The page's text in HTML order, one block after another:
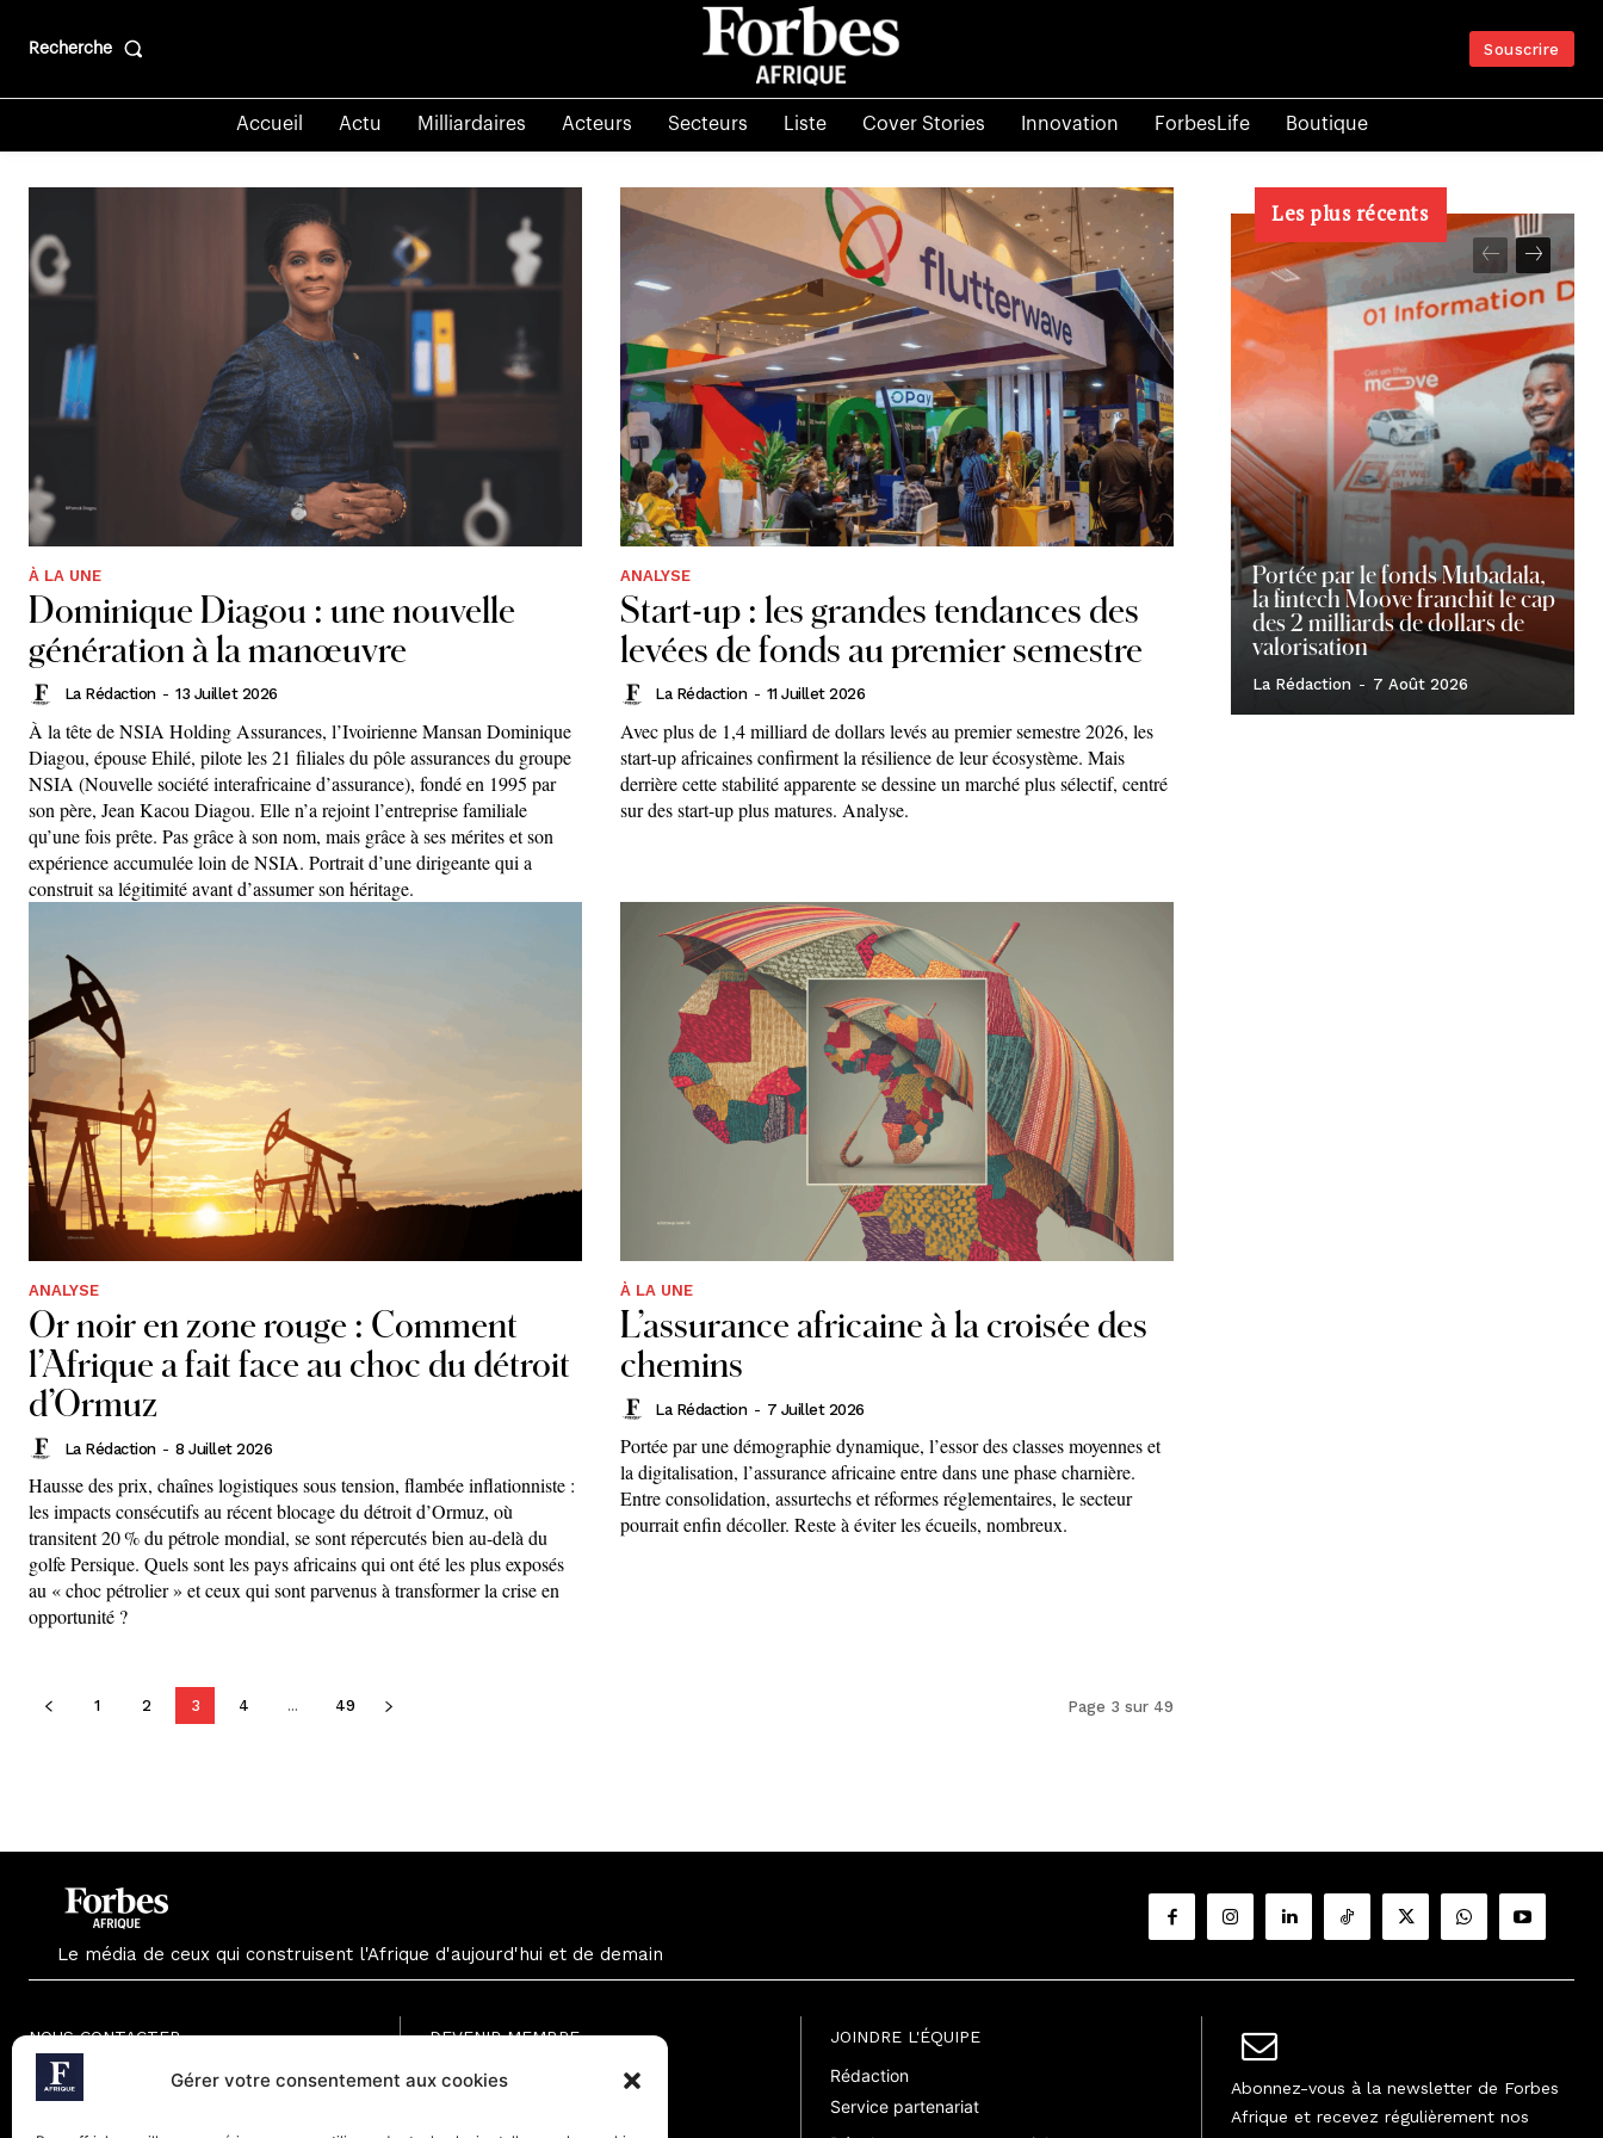
Gérer votre consentement aux cookies
Recherche Souscrire
Accueil Actu Milliardaires Acteurs Secteurs Liste Cover Stories Innovation ForbesLife Boutique
À LA UNE
Dominique Diagou : une nouvelle
génération à la manœuvre
La Rédaction - 13 Juillet 2026
À la tête de NSIA Holding Assurances, l’Ivoirienne Mansan Dominique
Diagou, épouse Ehilé, pilote les 21 filiales du pôle assurances du groupe
NSIA (Nouvelle société interafricaine d’assurance), fondé en 1995 par
son père, Jean Kacou Diagou. Elle n’a rejoint l’entreprise familiale
qu’une fois prête. Pas grâce à son nom, mais grâce à ses mérites et son
expérience accumulée loin de NSIA. Portrait d’une dirigeante qui a
construit sa légitimité avant d’assumer son héritage.
ANALYSE
Start-up : les grandes tendances des
levées de fonds au premier semestre
La Rédaction - 11 Juillet 2026
Avec plus de 1,4 milliard de dollars levés au premier semestre 2026, les
start-up africaines confirment la résilience de leur écosystème. Mais
derrière cette stabilité apparente se dessine un marché plus sélectif, centré
sur des start-up plus matures. Analyse.
ANALYSE
Or noir en zone rouge : Comment
l’Afrique a fait face au choc du détroit
d’Ormuz
La Rédaction - 8 Juillet 2026
Hausse des prix, chaînes logistiques sous tension, flambée inflationniste :
les impacts consécutifs au récent blocage du détroit d’Ormuz, où
transitent 20 % du pétrole mondial, se sont répercutés bien au-delà du
golfe Persique. Quels sont les pays africains qui ont été les plus exposés
au « choc pétrolier » et ceux qui sont parvenus à transformer la crise en
opportunité ?
À LA UNE
L’assurance africaine à la croisée des
chemins
La Rédaction - 7 Juillet 2026
Portée par une démographie dynamique, l’essor des classes moyennes et
la digitalisation, l’assurance africaine entre dans une phase charnière.
Entre consolidation, assurtechs et réformes réglementaires, le secteur
pourrait enfin décoller. Reste à éviter les écueils, nombreux.
1 2 3 4 ... 49 Page 3 sur 49
Les plus récents
Portée par le fonds Mubadala,
la fintech Moove franchit le cap
des 2 milliards de dollars de
valorisation
La Rédaction - 7 Août 2026
Le média de ceux qui construisent l'Afrique d'aujourd'hui et de demain
NOUS CONTACTER
Paris - France
DEVENIR MEMBRE
Formule Gratuite
JOINDRE L'ÉQUIPE
Rédaction
Service partenariat
Abonnez-vous à la newsletter de Forbes
Afrique et recevez régulièrement nos